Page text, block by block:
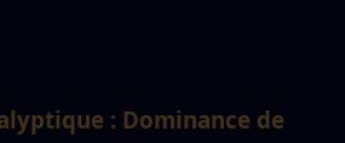
: Dominance de